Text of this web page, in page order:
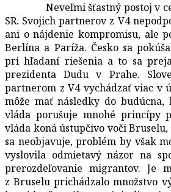
Neveľmi šťastný postoj v
SR. Svojich partnerov z V4
ani o nájdenie kompromisu, ale
Berlína a Paríža. Česko sa
pri hľadaní riešenia a to sa
prezidenta Dudu v Prahe.
partnerom z V4 vychádzať viac v
môže mať následky do budúcna,
vláda porušuje mnohé princípy
vláda koná ústupčivo voči
sa neobjavuje, problém by však
vyslovila odmietavý názor na
prerozdeľovanie migrantov. Je
z Bruselu prichádzalo množstvo